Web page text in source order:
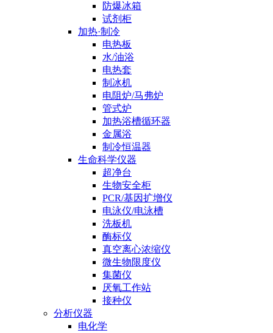
防爆冰箱
试剂柜
加热·制冷
电热板
水/油浴
电热套
制冰机
电阻炉/马弗炉
管式炉
加热浴槽循环器
金属浴
制冷恒温器
生命科学仪器
超净台
生物安全柜
PCR/基因扩增仪
电泳仪/电泳槽
洗板机
酶标仪
真空离心浓缩仪
微生物限度仪
集菌仪
厌氧工作站
接种仪
分析仪器
电化学